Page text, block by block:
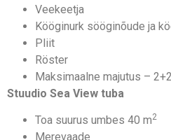
Veekeetja
Kööginurk sööginõude ja
Pliit
Röster
Maksimaalne majutus – 2+2
Stuudio Sea View tuba
Toa suurus umbes 40 m2
Merevaade